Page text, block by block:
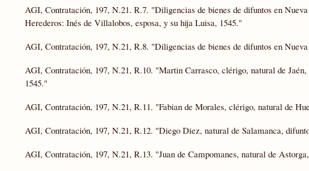
AGI, Contratación, 197, N.21. R.7. "Diligencias de bienes de difuntos en
Herederos: Inés de Villalobos, esposa, y su hija Luisa, 1545."
AGI, Contratación, 197, N.21, R.8. "Diligencias de bienes de difuntos en
AGI, Contratación, 197, N.21, R.10. "Martin Carrasco, clérigo, natural de
1545."
AGI, Contratación, 197, N.21, R.11. "Fabian de Morales, clérigo, natural de
AGI, Contratación, 197, N.21, R.12. "Diego Diez, natural de Salamanca,
AGI, Contratación, 197, N.21, R.13. "Juan de Campomanes, natural de